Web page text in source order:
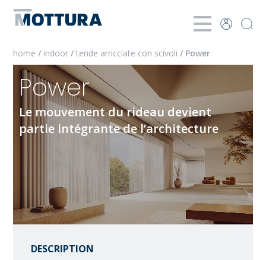
home / indoor/tende arricciate con scivoli/ Power
Power
Le mouvement du rideau devient
partie intégrante de l’architecture
DESCRIPTION